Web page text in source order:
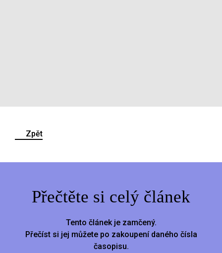
Zpět
Přečtěte si celý článek
Tento článek je zamčený.
Přečíst si jej můžete po zakoupení daného čísla
časopisu.